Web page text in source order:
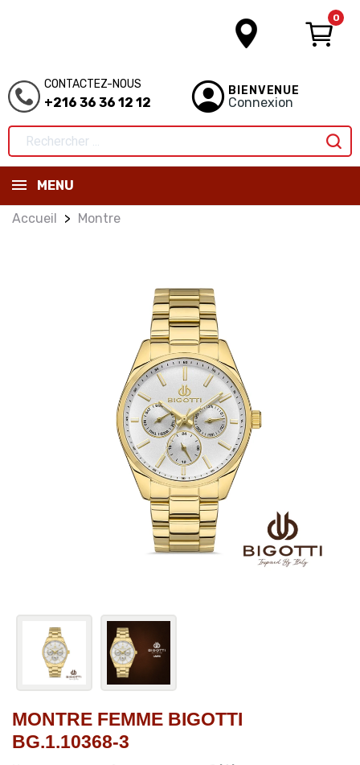
0
CONTACTEZ-NOUS
+216 36 36 12 12
BIENVENUE
Connexion
MENU
Accueil Montre
MONTRE FEMME BIGOTTI
BG.1.10368-3